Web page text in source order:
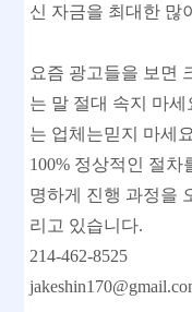
신 자금을 최대한
요즘 광고들을 보면
는 말 절대 속지 마
는 업체는믿지 마
100% 정상적인 절
명하게 진행 과정을
리고 있습니다.
214-462-8525